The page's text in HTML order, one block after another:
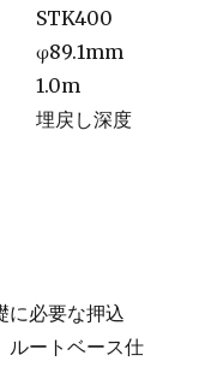
STK400
φ89.1mm
1.0m
埋戻し深度
に必要な押込
ルートベース仕